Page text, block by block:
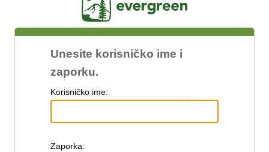
Unesite korisničko ime i
zaporku.
Korisničko ime:
Zaporka: